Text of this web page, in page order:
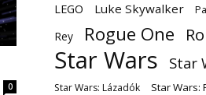
0
LEGO Luke Skywalker
Rey
Rogue One
Star Wars Star
Star Wars: Lázadók Star Wars: